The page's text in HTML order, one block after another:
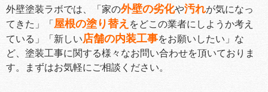
外壁塗装ラボでは、「家の外壁の劣化や汚れが気になっ
てきた」「 屋根の塗り替え をどこの業者にしようか考え
ている」「新しい店舗の内装工事をお願いしたい」な
ど、塗装工事に関する様々なお問い合わせを頂いておりま
す。まずはお気軽にご相談ください。